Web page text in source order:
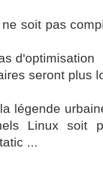
soit pas
d'optimisation
seront plus
légende
Linux soit
...